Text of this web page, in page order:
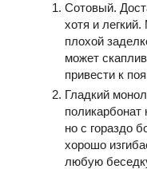
Сотовый.
хотя и
плохой
может
привести к
Гладкий
поликарбонат
но с гораздо
хорошо
любую